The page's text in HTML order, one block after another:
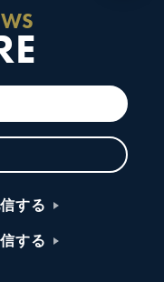
する
する